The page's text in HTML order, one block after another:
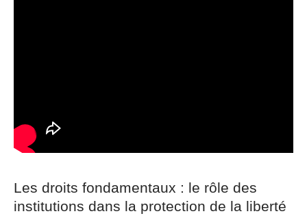
Les droits fondamentaux : le rôle des
institutions dans la protection de la liberté